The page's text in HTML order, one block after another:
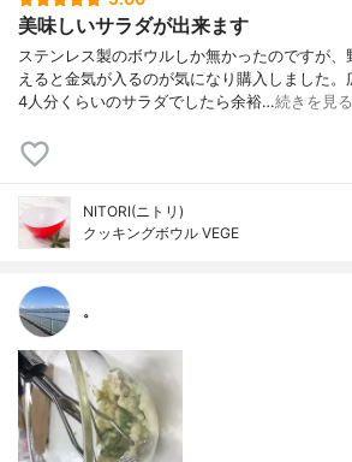
美味しいサラダが出来ます
ステンレス製のボウルしか無かったのですが
えると金気が入るのが気になり購入しました
4人分くらいのサラダでしたら余裕…続きを見る
NITORI(ニトリ)
クッキングボウル VEGE
。